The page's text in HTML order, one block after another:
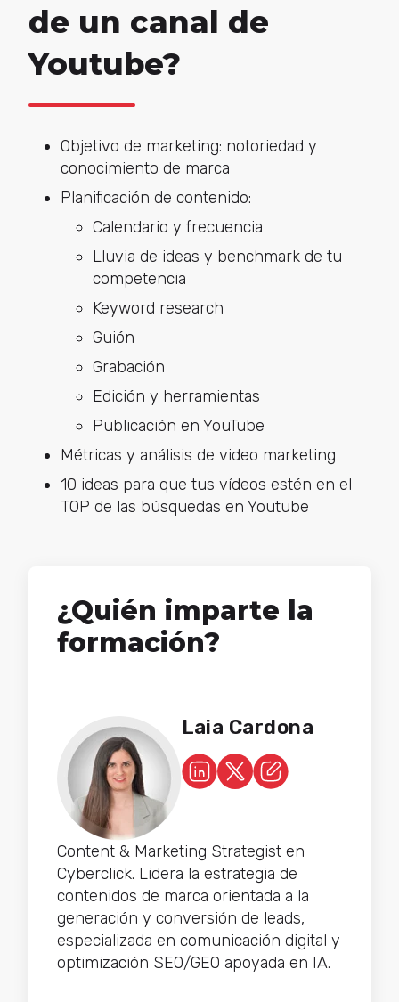
de un canal de
Youtube?
Objetivo de marketing: notoriedad y
conocimiento de marca
Planificación de contenido:
Calendario y frecuencia
Lluvia de ideas y benchmark de tu
competencia
Keyword research
Guión
Grabación
Edición y herramientas
Publicación en YouTube
Métricas y análisis de video marketing
10 ideas para que tus vídeos estén en el
TOP de las búsquedas en Youtube
¿Quién imparte la
formación?
Laia Cardona
Content & Marketing Strategist en
Cyberclick. Lidera la estrategia de
contenidos de marca orientada a la
generación y conversión de leads,
especializada en comunicación digital y
optimización SEO/GEO apoyada en IA.